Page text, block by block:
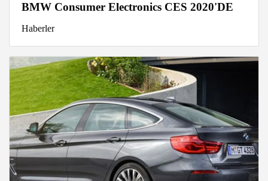
BMW Consumer Electronics CES 2020'DE
Haberler